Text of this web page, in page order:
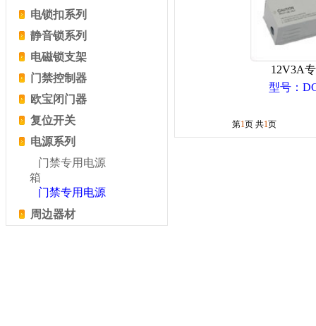
电锁扣系列
静音锁系列
电磁锁支架
门禁控制器
欧宝闭门器
复位开关
电源系列
门禁专用电源
箱
门禁专用电源
周边器材
12V3A
型号：
第1页 共1页